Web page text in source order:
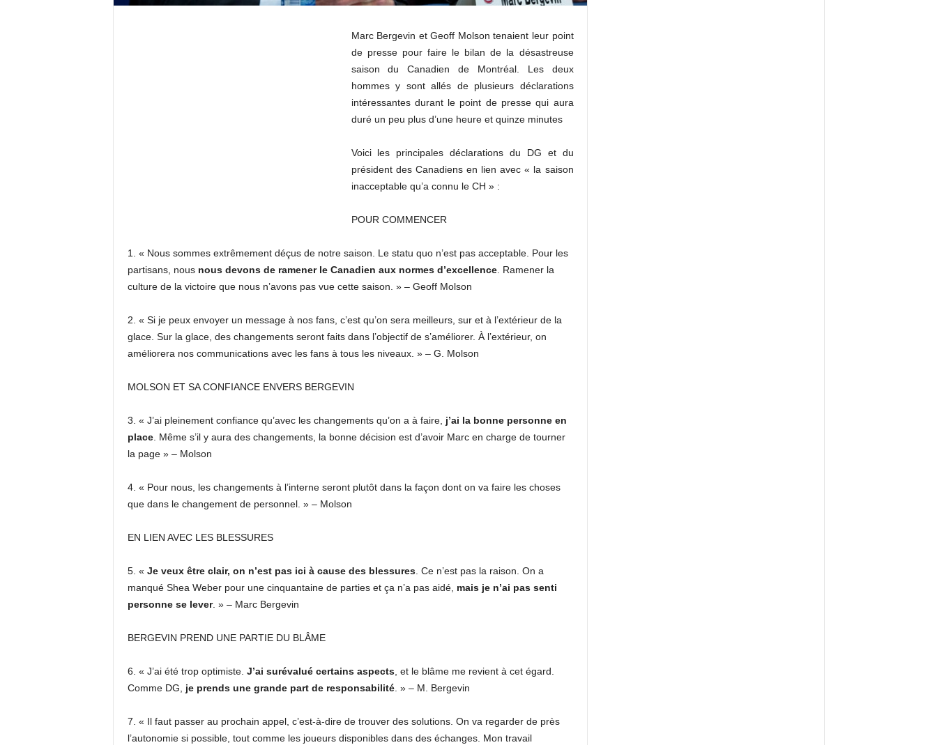
Marc Bergevin et Geoff Molson tenaient leur point
de presse pour faire le bilan de la désastreuse
saison du Canadien de Montréal. Les deux
hommes y sont allés de plusieurs déclarations
intéressantes durant le point de presse qui aura
duré un peu plus d’une heure et quinze minutes
Voici les principales déclarations du DG et du
président des Canadiens en lien avec « la saison
inacceptable qu’a connu le CH » :
POUR COMMENCER
1. « Nous sommes extrêmement déçus de notre saison. Le statu quo n’est pas acceptable. Pour les
partisans, nous nous devons de ramener le Canadien aux normes d’excellence. Ramener la
culture de la victoire que nous n’avons pas vue cette saison. » – Geoff Molson
2. « Si je peux envoyer un message à nos fans, c’est qu’on sera meilleurs, sur et à l’extérieur de la
glace. Sur la glace, des changements seront faits dans l’objectif de s’améliorer. À l’extérieur, on
améliorera nos communications avec les fans à tous les niveaux. » – G. Molson
MOLSON ET SA CONFIANCE ENVERS BERGEVIN
3. « J’ai pleinement confiance qu’avec les changements qu’on a à faire, j’ai la bonne personne en
place. Même s’il y aura des changements, la bonne décision est d’avoir Marc en charge de tourner
la page » – Molson
4. « Pour nous, les changements à l’interne seront plutôt dans la façon dont on va faire les choses
que dans le changement de personnel. » – Molson
EN LIEN AVEC LES BLESSURES
5. « Je veux être clair, on n’est pas ici à cause des blessures. Ce n’est pas la raison. On a
manqué Shea Weber pour une cinquantaine de parties et ça n’a pas aidé, mais je n’ai pas senti
personne se lever. » – Marc Bergevin
BERGEVIN PREND UNE PARTIE DU BLÂME
6. « J’ai été trop optimiste. J’ai surévalué certains aspects, et le blâme me revient à cet égard.
Comme DG, je prends une grande part de responsabilité. » – M. Bergevin
7. « Il faut passer au prochain appel, c’est-à-dire de trouver des solutions. On va regarder de près
l’autonomie si possible, tout comme les joueurs disponibles dans des échanges. Mon travail